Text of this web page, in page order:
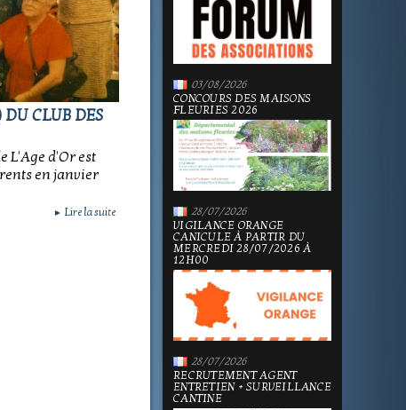
DU CLUB DES
L'Age d'Or est
en janvier
► Lire la suite
03/08/2026
CONCOURS DES MAISONS
FLEURIES 2026
28/07/2026
VIGILANCE ORANGE
CANICULE À PARTIR DU
MERCREDI 28/07/2026 À
12H00
28/07/2026
RECRUTEMENT AGENT
ENTRETIEN + SURVEILLANCE
CANTINE